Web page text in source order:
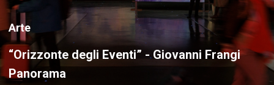
Arte
“Orizzonte degli Eventi” - Giovanni Frangi
Panorama